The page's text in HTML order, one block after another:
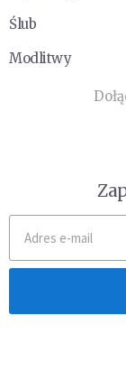
Ślub
Modlitwy